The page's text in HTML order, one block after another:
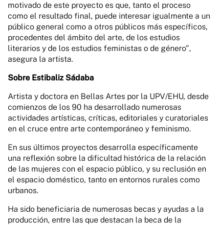
motivado de este proyecto es que, tanto el proceso
como el resultado final, puede interesar igualmente a un
público general como a otros públicos más específicos,
procedentes del ámbito del arte, de los estudios
literarios y de los estudios feministas o de género",
asegura la artista.
Sobre Estibaliz Sádaba
Artista y doctora en Bellas Artes por la UPV/EHU, desde
comienzos de los 90 ha desarrollado numerosas
actividades artísticas, críticas, editoriales y curatoriales
en el cruce entre arte contemporáneo y feminismo.
En sus últimos proyectos desarrolla específicamente
una reflexión sobre la dificultad histórica de la relación
de las mujeres con el espacio público, y su reclusión en
el espacio doméstico, tanto en entornos rurales como
urbanos.
Ha sido beneficiaria de numerosas becas y ayudas a la
producción, entre las que destacan la beca de la